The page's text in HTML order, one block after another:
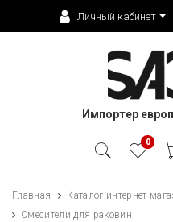
Личный кабинет
Импортер
0
Главная Каталог интернет-
Смесители для раковин